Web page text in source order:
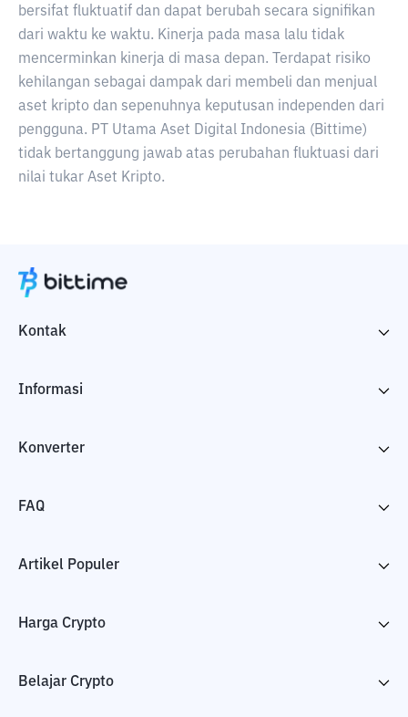
bersifat fluktuatif dan dapat berubah secara signifikan
dari waktu ke waktu. Kinerja pada masa lalu tidak
mencerminkan kinerja di masa depan. Terdapat risiko
kehilangan sebagai dampak dari membeli dan menjual
aset kripto dan sepenuhnya keputusan independen dari
pengguna. PT Utama Aset Digital Indonesia (Bittime)
tidak bertanggung jawab atas perubahan fluktuasi dari
nilai tukar Aset Kripto.
Kontak
Informasi
Konverter
FAQ
Artikel Populer
Harga Crypto
Belajar Crypto